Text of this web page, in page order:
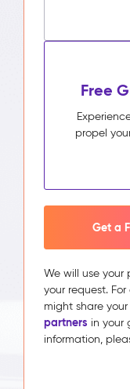
Free
propel
Get a
We will use your
your request.
might share
partners in your
information,